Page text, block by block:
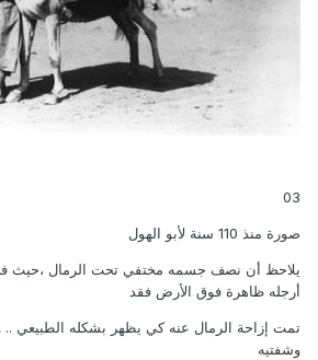
03
صورة منذ 110 سنة لأبو الهول
يلاحظ أن نصف جسمه مختفي تحت الرمال ،حيث
أرجله ظاهرة فوق الأرض فقد
تمت إزاحة الرمال عنه كي يظهر بشكله الطبيعي ..
وشفتيه